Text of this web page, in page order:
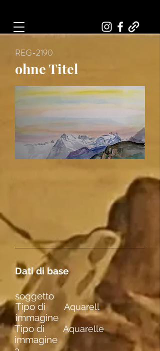
REG-2190
ohne Titel
Dati di base
Tipo di
immagine
Aquarell
Tipo di
immagine
Aquarelle
soggetto